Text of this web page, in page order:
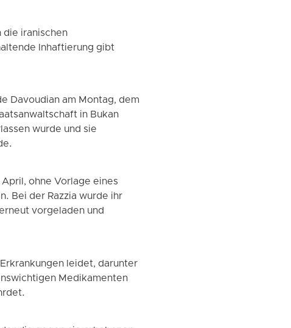
die iranischen
Inhaftierung gibt
Davoudian am Montag, dem
in Bukan
wurde und sie
ohne Vorlage eines
Bei der Razzia wurde ihr
vorgeladen und
leidet, darunter
Medikamenten